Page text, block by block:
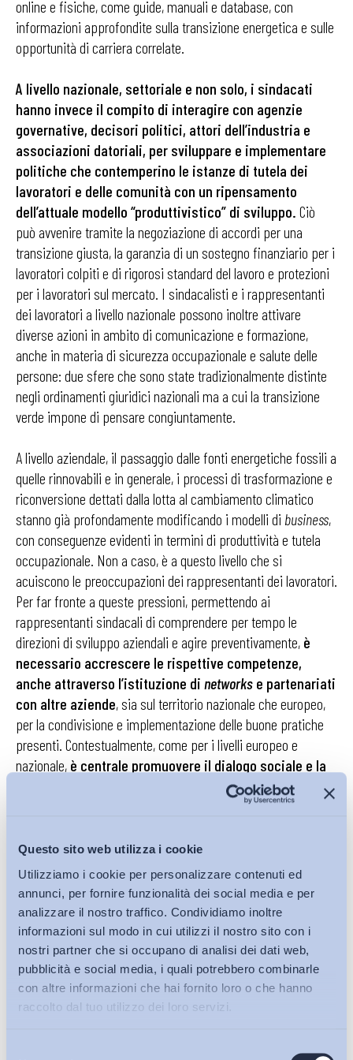
Questo sito web utilizza i cookie
Utilizziamo i cookie per personalizzare contenuti ed
annunci, per fornire funzionalità dei social media e per
analizzare il nostro traffico. Condividiamo inoltre
informazioni sul modo in cui utilizzi il nostro sito con i
nostri partner che si occupano di analisi dei dati web,
pubblicità e social media, i quali potrebbero combinarle
con altre informazioni che hai fornito loro o che hanno
raccolto dal tuo utilizzo dei loro servizi.
online e fisiche, come guide, manuali e database, con
informazioni approfondite sulla transizione energetica e sulle
opportunità di carriera correlate.
A livello nazionale, settoriale e non solo, i sindacati
hanno invece il compito di interagire con agenzie
governative, decisori politici, attori dell’industria e
associazioni datoriali, per sviluppare e implementare
politiche che contemperino le istanze di tutela dei
lavoratori e delle comunità con un ripensamento
dell’attuale modello “produttivistico” di sviluppo. Ciò
può avvenire tramite la negoziazione di accordi per una
transizione giusta, la garanzia di un sostegno finanziario per i
lavoratori colpiti e di rigorosi standard del lavoro e protezioni
per i lavoratori sul mercato. I sindacalisti e i rappresentanti
dei lavoratori a livello nazionale possono inoltre attivare
diverse azioni in ambito di comunicazione e formazione,
anche in materia di sicurezza occupazionale e salute delle
persone: due sfere che sono state tradizionalmente distinte
negli ordinamenti giuridici nazionali ma a cui la transizione
verde impone di pensare congiuntamente.
A livello aziendale, il passaggio dalle fonti energetiche fossili a
quelle rinnovabili e in generale, i processi di trasformazione e
riconversione dettati dalla lotta al cambiamento climatico
stanno già profondamente modificando i modelli di business,
con conseguenze evidenti in termini di produttività e tutela
occupazionale. Non a caso, è a questo livello che si
acuiscono le preoccupazioni dei rappresentanti dei lavoratori.
Per far fronte a queste pressioni, permettendo ai
rappresentanti sindacali di comprendere per tempo le
direzioni di sviluppo aziendali e agire preventivamente, è
necessario accrescere le rispettive competenze,
anche attraverso l’istituzione di networks e partenariati
con altre aziende, sia sul territorio nazionale che europeo,
per la condivisione e implementazione delle buone pratiche
presenti. Contestualmente, come per i livelli europeo e
nazionale, è centrale promuovere il dialogo sociale e la
contrattazione collettiva sin dalle primissime fasi di
definizione delle strategie di trasformazione
Ildialogo sociale emerge, dunque,come uno strumento
essenziale per affrontare congiuntamente le sfide
della transizione, promuovendo soluzioni condivise e
garantendo una distribuzione equa dei benefici e dei
carichi tra lavoratori, datori di lavoro e istituzioni. A
livello europeo, nazionale, settoriale e aziendale, il dialogo
sociale può influenzare positivamente le politiche sociali e
industriali, migliorare le condizioni di lavoro e promuovere uno